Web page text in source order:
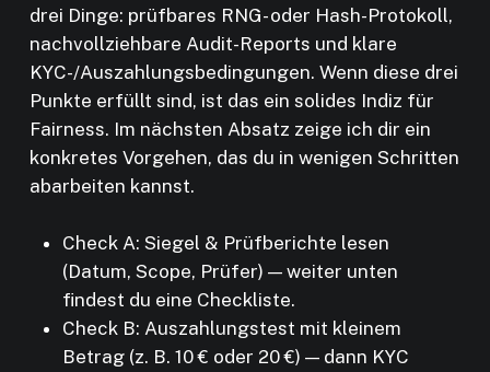
drei Dinge: prüfbares RNG- oder Hash-Protokoll,
nachvollziehbare Audit-Reports und klare
KYC-/Auszahlungsbedingungen. Wenn diese drei
Punkte erfüllt sind, ist das ein solides Indiz für
Fairness. Im nächsten Absatz zeige ich dir ein
konkretes Vorgehen, das du in wenigen Schritten
abarbeiten kannst.
Check A: Siegel & Prüfberichte lesen
(Datum, Scope, Prüfer) — weiter unten
findest du eine Checkliste.
Check B: Auszahlungstest mit kleinem
Betrag (z. B. 10 € oder 20 €) — dann KYC